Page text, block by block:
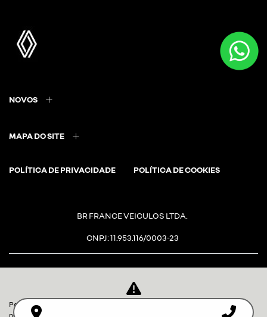
NOVOS
MAPA DO SITE
POLÍTICA DE PRIVACIDADE POLÍTICA DE COOKIES
BR FRANCE VEICULOS LTDA.
CNPJ: 11.953.116/0003-23
Desacelere. Seu bem maior é a
Para otimizar sua experiência durante a navegação, fazemos uso de
nossa política de cookies e para proteger seus dados pessoais